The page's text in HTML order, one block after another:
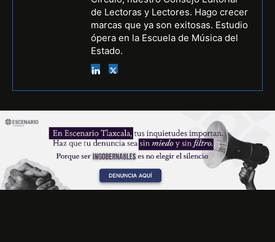
de Lectoras y Lectores. Hago crecer
marcas que ya son exitosas. Estudio
ópera en la Escuela de Música del
Estado.